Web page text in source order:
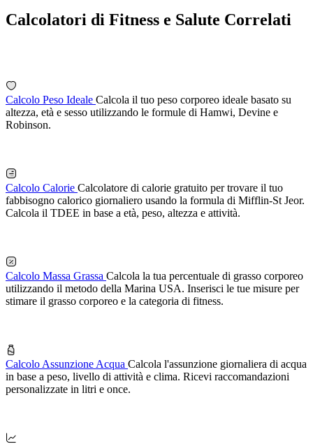
Calcolatori di Fitness e Salute Correlati
Calcolo Peso Ideale Calcola il tuo peso corporeo ideale basato su
altezza, età e sesso utilizzando le formule di Hamwi, Devine e
Robinson.
Calcolo Calorie Calcolatore di calorie gratuito per trovare il tuo
fabbisogno calorico giornaliero usando la formula di Mifflin-St Jeor.
Calcola il TDEE in base a età, peso, altezza e attività.
Calcolo Massa Grassa Calcola la tua percentuale di grasso corporeo
utilizzando il metodo della Marina USA. Inserisci le tue misure per
stimare il grasso corporeo e la categoria di fitness.
Calcolo Assunzione Acqua Calcola l'assunzione giornaliera di acqua
in base a peso, livello di attività e clima. Ricevi raccomandazioni
personalizzate in litri e once.